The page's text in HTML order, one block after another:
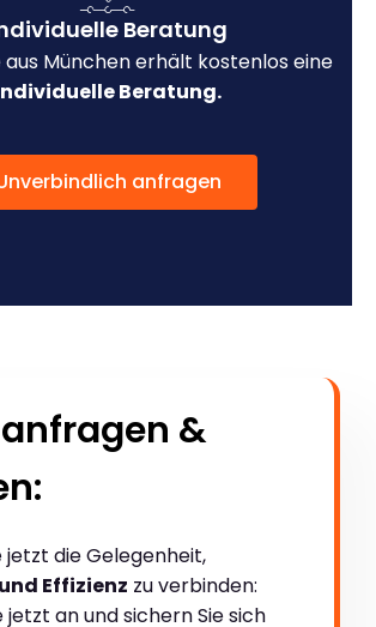
Beratung
aus München erhält kostenlos eine
Beratung.
anfragen
&
jetzt die Gelegenheit,
Effizienz zu verbinden:
jetzt an und sichern Sie sich